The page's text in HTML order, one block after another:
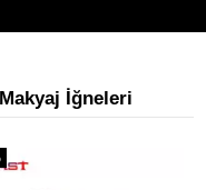
İğneleri